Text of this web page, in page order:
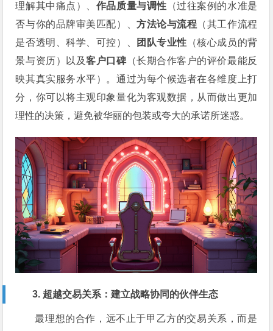
理解其中痛点）、 作品质量与调性 （过往案例的水准是
否与你的品牌审美匹配）、方法论与流程 （其工作流程
是否透明、科学、可控）、
团队专业性 （核心成员的背
景与资历）以及客户口碑（长期合作客户的评价最能反
映其真实服务水平）。通过为每个候选者在各维度上打
分，你可以将主观印象量化为客观数据，从而做出更加
理性的决策，避免被华丽的包装或夸大的承诺所迷惑。
3. 超越交易关系：建立战略协同的伙伴生态
最理想的合作，远不止于甲乙方的交易关系，而是